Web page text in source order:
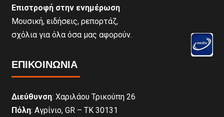
Επιστροφή στην ενημέρωση
Μουσική, ειδήσεις, ρεπορτάζ,
σχόλια για όλα όσα μας αφορούν.
ΕΠΙΚΟΙΝΩΝΊΑ
Διεύθυνση: Χαριλάου Τρικούπη 26
Πόλη: Αγρίνιο, GR – ΤΚ 30131